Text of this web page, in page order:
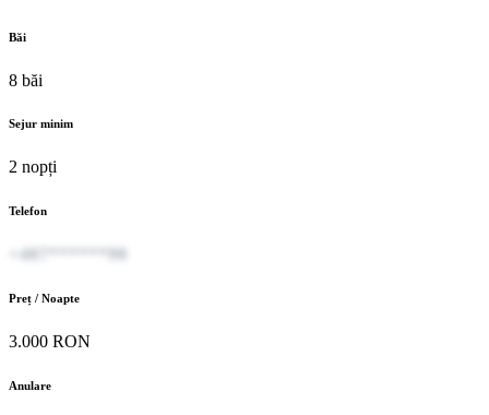
Băi
8 băi
Sejur minim
2 nopți
Telefon
+407******90
Preț / Noapte
3.000 RON
Anulare